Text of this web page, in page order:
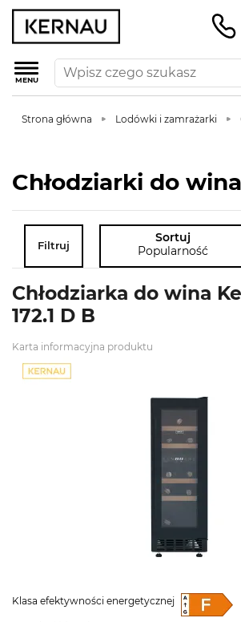
MENU
Strona główna Lodówki i zamrażarki
Chłodziarki do wina
Filtruj
Sortuj
Popularność
Chłodziarka do wina
172.1 D B
Karta informacyjna produktu
Klasa efektywności energetycznej